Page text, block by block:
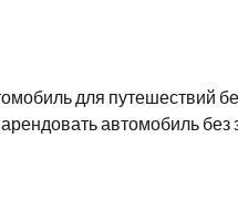
для путешествий
автомобиль без